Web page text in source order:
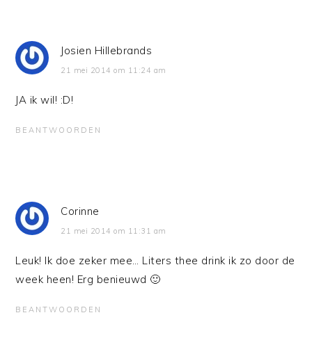
Josien Hillebrands
21 mei 2014 om 11:24 am
JA ik wil! :D!
BEANTWOORDEN
Corinne
21 mei 2014 om 11:31 am
Leuk! Ik doe zeker mee… Liters thee drink ik zo door de
week heen! Erg benieuwd 🙂
BEANTWOORDEN